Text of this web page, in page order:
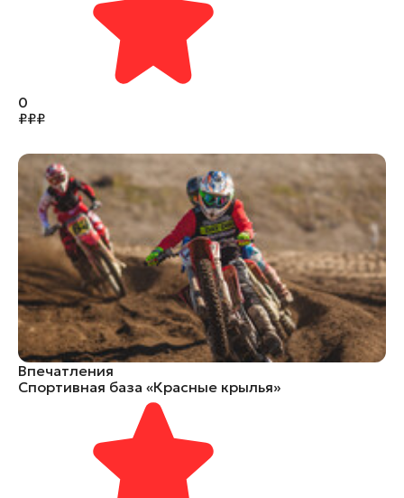
0
₽₽₽
Впечатления
Спортивная база «Красные крылья»